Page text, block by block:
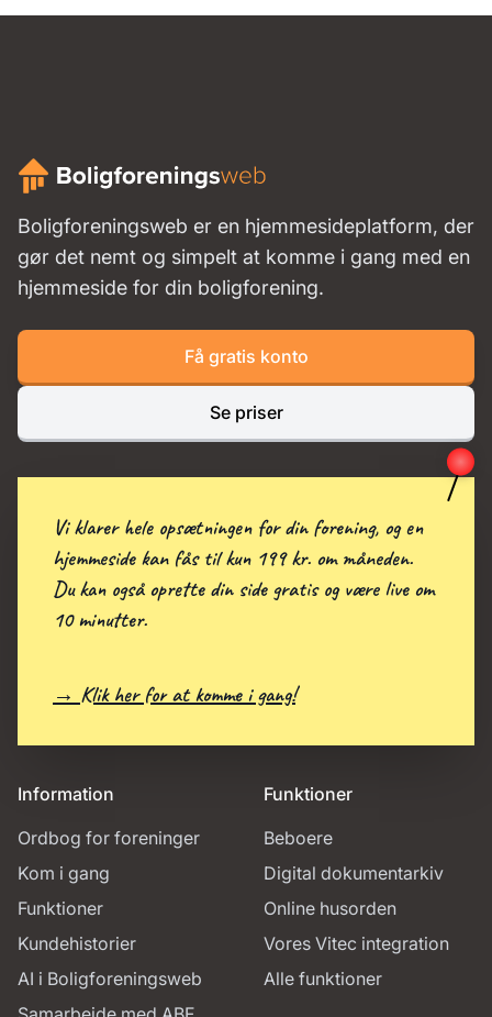
Boligforeningsweb er en hjemmesideplatform, der
gør det nemt og simpelt at komme i gang med en
hjemmeside for din boligforening.
Få gratis konto
Se priser
Information
Ordbog for foreninger
Kom i gang
Funktioner
Kundehistorier
AI i Boligforeningsweb
Funktioner
Beboere
Digital dokumentarkiv
Online husorden
Vores Vitec integration
Alle funktioner
Vi klarer hele opsætningen for din forening, og en
hjemmeside kan fås til kun 199 kr. om måneden.
Du kan også oprette din side gratis og være live om
10 minutter.
→ Klik her for at komme i gang!